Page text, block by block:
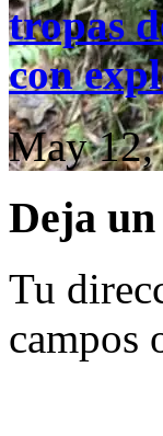
tropas
con
May
Deja
Tu
campos